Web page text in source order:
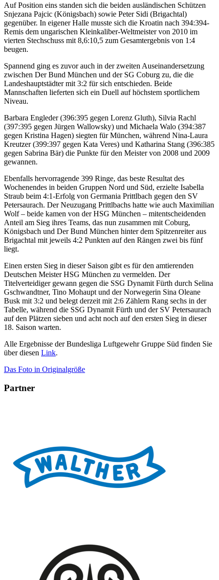
Auf Position eins standen sich die beiden ausländischen Schützen
Snjezana Pajcic (Königsbach) sowie Peter Sidi (Brigachtal)
gegenüber. In eigener Halle musste sich die Kroatin nach 394:394-
Remis dem ungarischen Kleinkaliber-Weltmeister von 2010 im
vierten Stechschuss mit 8,6:10,5 zum Gesamtergebnis von 1:4
beugen.
Spannend ging es zuvor auch in der zweiten Auseinandersetzung
zwischen Der Bund München und der SG Coburg zu, die die
Landeshauptstädter mit 3:2 für sich entschieden. Beide
Mannschaften lieferten sich ein Duell auf höchstem sportlichem
Niveau.
Barbara Engleder (396:395 gegen Lorenz Gluth), Silvia Rachl
(397:395 gegen Jürgen Wallowsky) und Michaela Walo (394:387
gegen Kristina Hagen) siegten für München, während Nina-Laura
Kreutzer (399:397 gegen Kata Veres) und Katharina Stang (396:385
gegen Sabrina Bär) die Punkte für den Meister von 2008 und 2009
gewannen.
Ebenfalls hervorragende 399 Ringe, das beste Resultat des
Wochenendes in beiden Gruppen Nord und Süd, erzielte Isabella
Straub beim 4:1-Erfolg von Germania Prittlbach gegen den SV
Petersaurach. Der Neuzugang Prittlbachs hatte wie auch Maximilian
Wolf – beide kamen von der HSG München – mitentscheidenden
Anteil am Sieg ihres Teams, das nun zusammen mit Coburg,
Königsbach und Der Bund München hinter dem Spitzenreiter aus
Brigachtal mit jeweils 4:2 Punkten auf den Rängen zwei bis fünf
liegt.
Einen ersten Sieg in dieser Saison gibt es für den amtierenden
Deutschen Meister HSG München zu vermelden. Der
Titelverteidiger gewann gegen die SSG Dynamit Fürth durch Selina
Gschwandtner, Tino Mohaupt und der Norwegerin Sina Oleane
Busk mit 3:2 und belegt derzeit mit 2:6 Zählern Rang sechs in der
Tabelle, während die SSG Dynamit Fürth und der SV Petersaurach
auf den Plätzen sieben und acht noch auf den ersten Sieg in dieser
18. Saison warten.
Alle Ergebnisse der Bundesliga Luftgewehr Gruppe Süd finden Sie
über diesen Link.
Das Foto in Originalgröße
Partner